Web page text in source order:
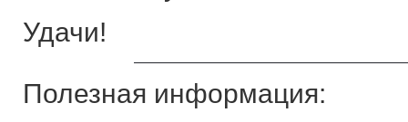
Удачи!
Полезная информация: